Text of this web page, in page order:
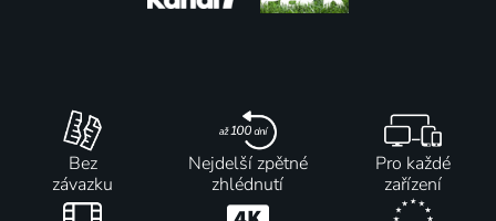
Bez
závazku
Nejdelší zpětné
zhlédnutí
Pro každé
zařízení